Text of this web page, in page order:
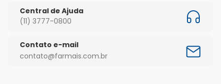
Central de Ajuda
(11) 3777-0800
Contato e-mail
contato@farmais.com.br